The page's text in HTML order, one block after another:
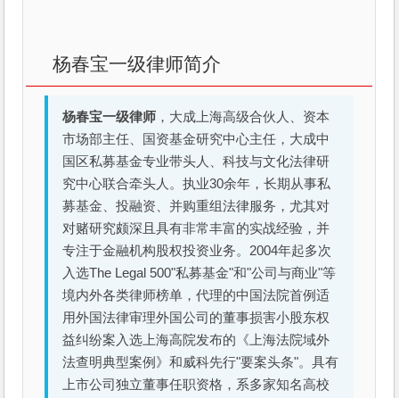
杨春宝一级律师简介
杨春宝一级律师 ，大成上海高级合伙人、资本
市场部主任、国资基金研究中心主任，大成中
国区私募基金专业带头人、科技与文化法律研
究中心联合牵头人。执业30余年，长期从事私
募基金、投融资、并购重组法律服务，尤其对
对赌研究颇深且具有非常丰富的实战经验，并
专注于金融机构股权投资业务。2004年起多次
入选The Legal 500"私募基金"和"公司与商业"等
境内外各类律师榜单，代理的中国法院首例适
用外国法律审理外国公司的董事损害小股东权
益纠纷案入选上海高院发布的《上海法院域外
法查明典型案例》和威科先行"要案头条"。具有
上市公司独立董事任职资格，系多家知名高校